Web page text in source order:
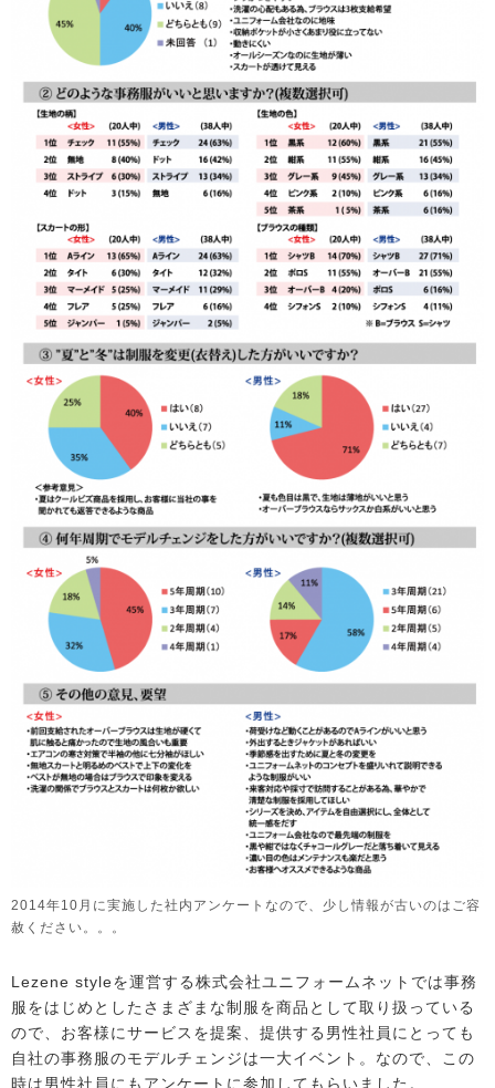
2014年10月に実施した社内アンケートなので、少し情報が古いのはご容
赦ください。。。
Lezene styleを運営する株式会社ユニフォームネットでは事務
服をはじめとしたさまざまな制服を商品として取り扱っている
ので、お客様にサービスを提案、提供する男性社員にとっても
自社の事務服のモデルチェンジは一大イベント。なので、この
時は男性社員にもアンケートに参加してもらいました。